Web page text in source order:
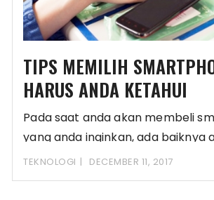
TIPS MEMILIH
HARUS ANDA KETAHUI
Pada saat anda akan membeli
yang anda inginkan, ada baiknya
mengethaui tentang berbagai
TEKNOLOGI DECEMBER 11, 2017